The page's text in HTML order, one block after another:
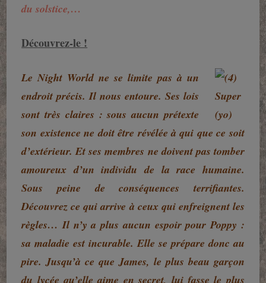
du solstice,…
Découvrez-le !
Le Night World ne se limite pas à un
endroit précis. Il nous entoure. Ses lois
sont très claires : sous aucun prétexte
son existence ne doit être révélée à qui que ce soit
d’extérieur. Et ses membres ne doivent pas tomber
amoureux d’un individu de la race humaine.
Sous peine de conséquences terrifiantes.
Découvrez ce qui arrive à ceux qui enfreignent les
règles… Il n’y a plus aucun espoir pour Poppy :
sa maladie est incurable. Elle se prépare donc au
pire. Jusqu’à ce que James, le plus beau garçon
du lycée qu’elle aime en secret, lui fasse le plus